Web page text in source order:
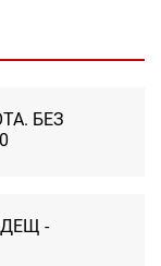
БЕЗ
-